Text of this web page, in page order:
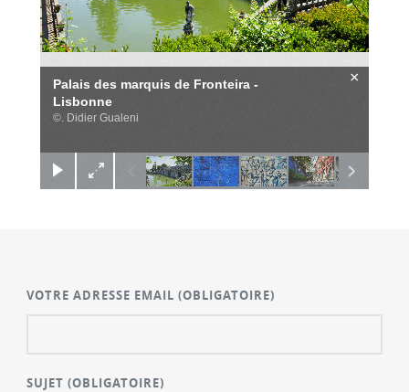
Palais des marquis de Fronteira -
Lisbonne
©. Didier Gualeni
×
VOTRE ADRESSE EMAIL(OBLIGATOIRE)
SUJET(OBLIGATOIRE)